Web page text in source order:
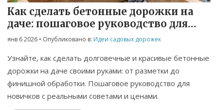
Как сделать бетонные дорожки на
даче: пошаговое руководство для
начинающих
янв 6 2026 • Опубликовано в: Идеи садовых дорожек
Узнайте, как сделать долговечные и красивые бетонные
дорожки на даче своими руками: от разметки до
финишной обработки. Пошаговое руководство для
новичков с реальными советами и ценами.